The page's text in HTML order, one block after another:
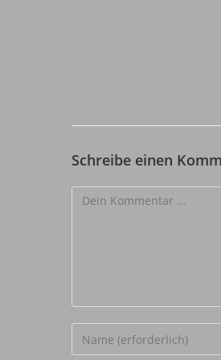
Schreibe einen
Kommentar
Gib
deinen